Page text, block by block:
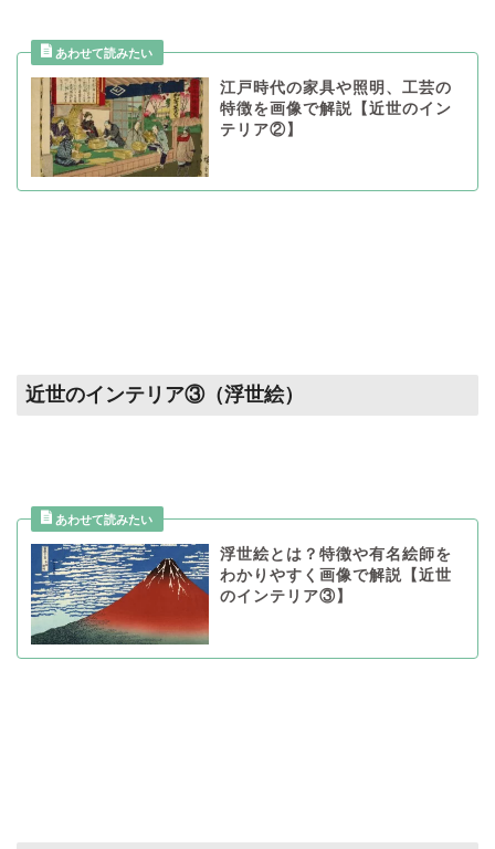
江戸時代の家具や照明、工芸の
特徴を画像で解説【近世のイン
テリア②】
近世のインテリア③（浮世絵）
浮世絵とは？特徴や有名絵師を
わかりやすく画像で解説【近世
のインテリア③】